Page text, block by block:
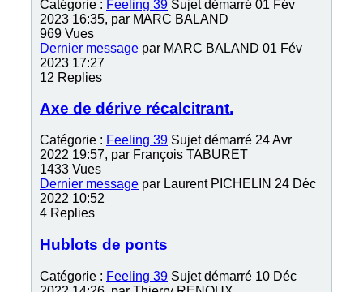
Catégorie : Feeling 39 Sujet démarré 01 Fév
2023 16:35, par MARC BALAND
969 Vues
Dernier message par MARC BALAND 01 Fév
2023 17:27
12 Replies
Axe de dérive récalcitrant.
Catégorie : Feeling 39 Sujet démarré 24 Avr
2022 19:57, par François TABURET
1433 Vues
Dernier message par Laurent PICHELIN 24 Déc
2022 10:52
4 Replies
Hublots de ponts
Catégorie : Feeling 39 Sujet démarré 10 Déc